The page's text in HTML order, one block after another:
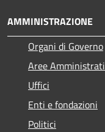
AMMINISTRAZIONE
Organi di Governo
Aree
Uffici
Enti e fondazioni
Politici